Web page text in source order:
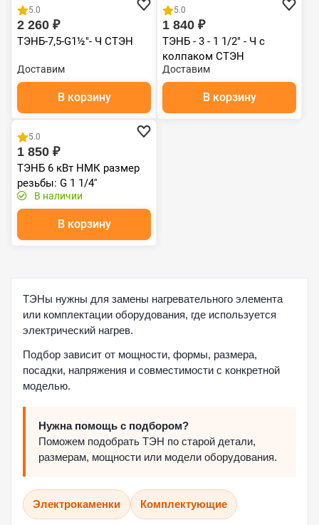
5.0
2 260 ₽
ТЭНБ-7,5-G1½"- Ч СТЭН
Доставим
В корзину
5.0
1 840 ₽
ТЭНБ - 3 - 1 1/2" - Ч с
колпаком СТЭН
Доставим
В корзину
Хит продаж
5.0
1 850 ₽
ТЭНБ 6 кВт НМК размер
резьбы: G 1 1/4''
В наличии
В корзину
ТЭНы нужны для замены нагревательного элемента
или комплектации оборудования, где используется
электрический нагрев.
Подбор зависит от мощности, формы, размера,
посадки, напряжения и совместимости с конкретной
моделью.
Нужна помощь с подбором?
Поможем подобрать ТЭН по старой детали,
размерам, мощности или модели оборудования.
Электрокаменки Комплектующие